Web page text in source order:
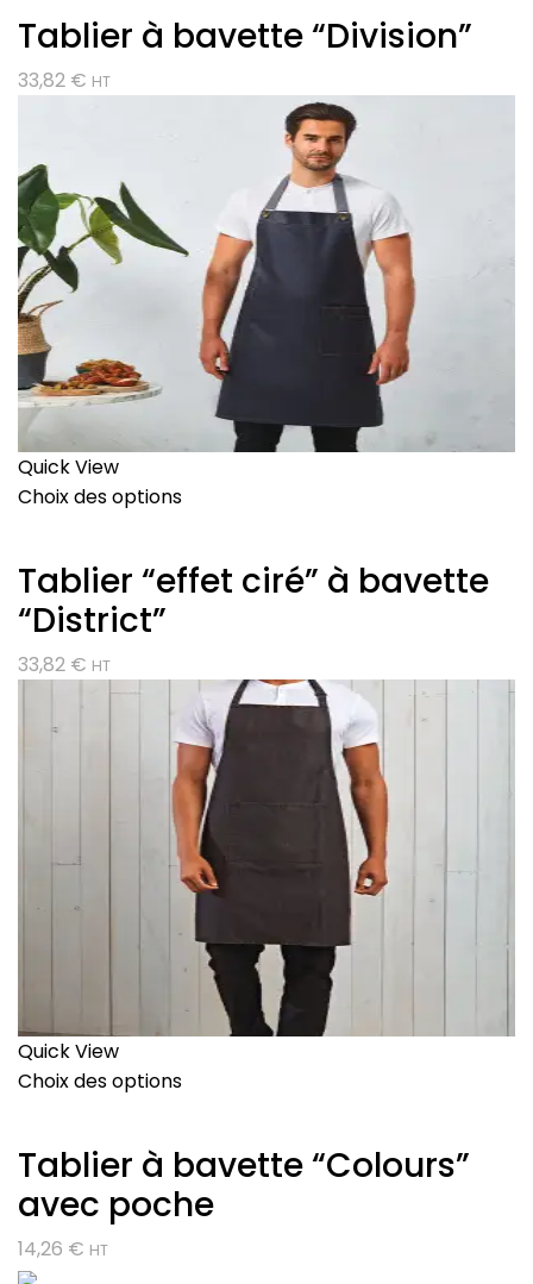
Tablier à bavette “Division”
33,82 € HT
Quick View
Choix des options
Tablier “effet ciré” à bavette
“District”
33,82 € HT
Quick View
Choix des options
Tablier à bavette “Colours”
avec poche
14,26 € HT